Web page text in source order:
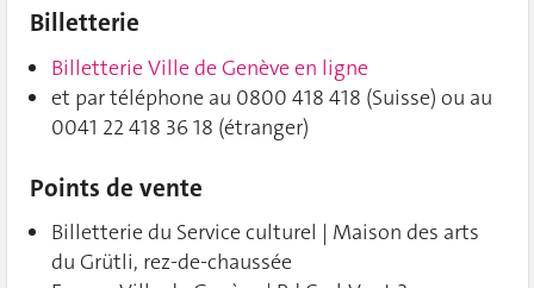
Billetterie
Billetterie Ville de Genève en ligne
et par téléphone au 0800 418 418 (Suisse) ou au
0041 22 418 36 18 (étranger)
Points de vente
Billetterie du Service culturel | Maison des arts
du Grütli, rez-de-chaussée